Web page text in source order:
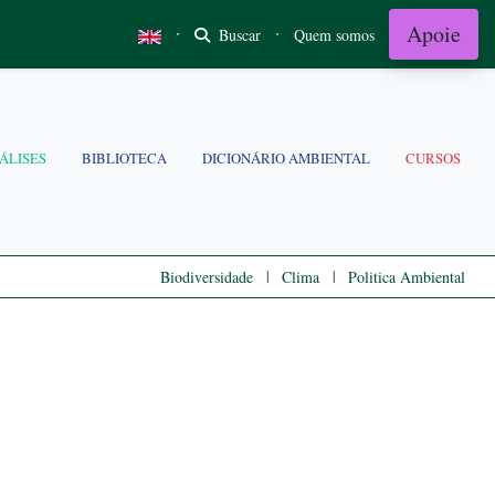
· Buscar · Quem somos Apoie
BIBLIOTECA DICIONÁRIO AMBIENTAL CURSOS
Biodiversidade | Clima | Politica Ambiental